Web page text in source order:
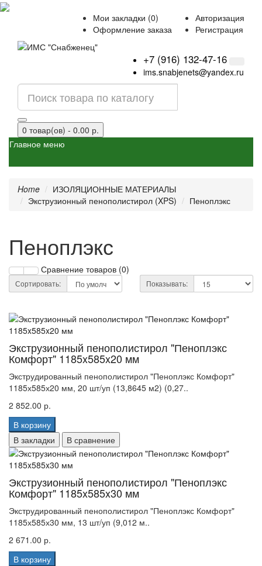
Авторизация
Регистрация
Мои закладки (0)
Оформление заказа
+7 (916) 132-47-16
ims.snabjenets@yandex.ru
0 товар(ов) - 0.00 р.
Главное меню
Home
ИЗОЛЯЦИОННЫЕ МАТЕРИАЛЫ
Экструзионный пенополистирол (XPS)
Пеноплэкс
Пеноплэкс
Сравнение товаров (0)
Сортировать: Показывать:
Экструзионный пенополистирол "Пеноплэкс
Комфорт" 1185x585x20 мм
Экструдированный пенополистирол "Пеноплэкс Комфорт"
1185х585х20 мм, 20 шт/уп (13,8645 м2) (0,27..
2 852.00 р.
В корзину
В закладки
В сравнение
Экструзионный пенополистирол "Пеноплэкс
Комфорт" 1185x585x30 мм
Экструдированный пенополистирол "Пеноплэкс Комфорт"
1185х585х30 мм, 13 шт/уп (9,012 м..
2 671.00 р.
В корзину